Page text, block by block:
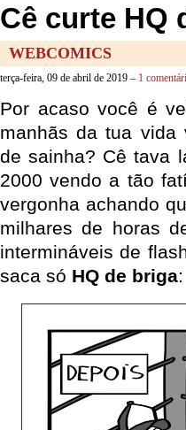
Cê curte HQ
WEBCOMICS
terça-feira, 09 de abril de 2019 – 1
Por acaso você é
manhãs da tua vida
de sainha? Cê tava
2000 vendo a tão
vergonha achando
milhares de horas
intermináveis de
saca só HQ de briga: